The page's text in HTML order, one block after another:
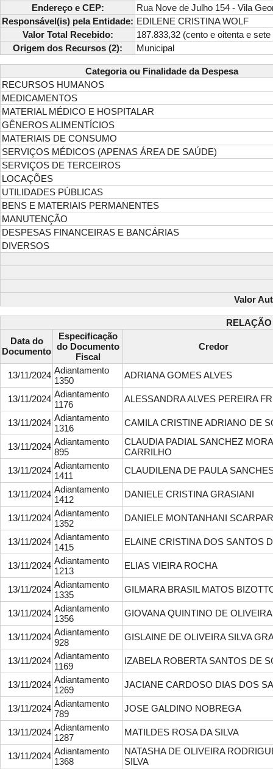
Endereço e CEP:
Rua Nove de Julho 154 - Vila
Responsável(is) pela Entidade: EDILENE CRISTINA WOLF
Valor Total Recebido:
187.833,32 (cento e oitenta e
Origem dos Recursos (2):
Municipal
Categoria ou Finalidade da Despesa
RECURSOS HUMANOS
MEDICAMENTOS
MATERIAL MÉDICO E HOSPITALAR
GÊNEROS ALIMENTÍCIOS
MATERIAIS DE CONSUMO
SERVIÇOS MÉDICOS (APENAS ÁREA DE SAÚDE)
SERVIÇOS DE TERCEIROS
LOCAÇÕES
UTILIDADES PÚBLICAS
BENS E MATERIAIS PERMANENTES
MANUTENÇÃO
DESPESAS FINANCEIRAS E BANCÁRIAS
DIVERSOS
Valor
Data do
Documento
Especificação
do Documento
Fiscal
Credor
13/11/2024 Adiantamento
1350
ADRIANA GOMES ALVES
13/11/2024 Adiantamento
1176
ALESSANDRA ALVES PEREIRA
13/11/2024 Adiantamento
1316
CAMILA CRISTINE ADRIANO DE
13/11/2024 Adiantamento
895
CLAUDIA PADIAL SANCHEZ
CARRILHO
13/11/2024 Adiantamento
1411
CLAUDILENA DE PAULA
13/11/2024 Adiantamento
1412
DANIELE CRISTINA GRASIANI
13/11/2024 Adiantamento
1352
DANIELE MONTANHANI
13/11/2024 Adiantamento
1415
ELAINE CRISTINA DOS SANTOS
13/11/2024 Adiantamento
1213
ELIAS VIEIRA ROCHA
13/11/2024 Adiantamento
1335
GILMARA BRASIL MATOS
13/11/2024 Adiantamento
1356
GIOVANA QUINTINO DE OLIVEIRA
13/11/2024 Adiantamento
928
GISLAINE DE OLIVEIRA SILVA
13/11/2024 Adiantamento
1169
IZABELA ROBERTA SANTOS DE
13/11/2024 Adiantamento
1269
JACIANE CARDOSO DIAS DOS
13/11/2024 Adiantamento
789
JOSE GALDINO NOBREGA
13/11/2024 Adiantamento
1287
MATILDES ROSA DA SILVA
13/11/2024 Adiantamento
1368
NATASHA DE OLIVEIRA
SILVA